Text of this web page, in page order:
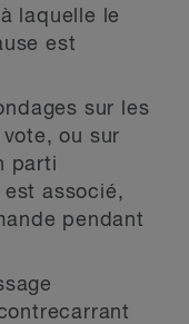
laquelle le
est
sur les
ou sur
parti
associé,
pendant